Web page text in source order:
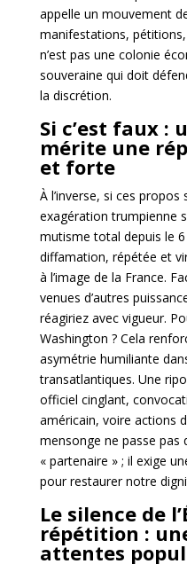
appelle un mouvement
manifestations,
n’est pas une colonie
souveraine qui doit
la discrétion.
Si c’est faux :
mérite une
et forte
À l’inverse, si ces
exagération trumpienne
mutisme total depuis le
diffamation, répétée et
à l’image de la France.
venues d’autres
réagiriez avec vigueur.
Washington ? Cela
asymétrie humiliante
transatlantiques. Une
officiel cinglant,
américain, voire actions
mensonge ne passe pas
« partenaire » ; il exige
pour restaurer notre
Le silence de
répétition :
attentes